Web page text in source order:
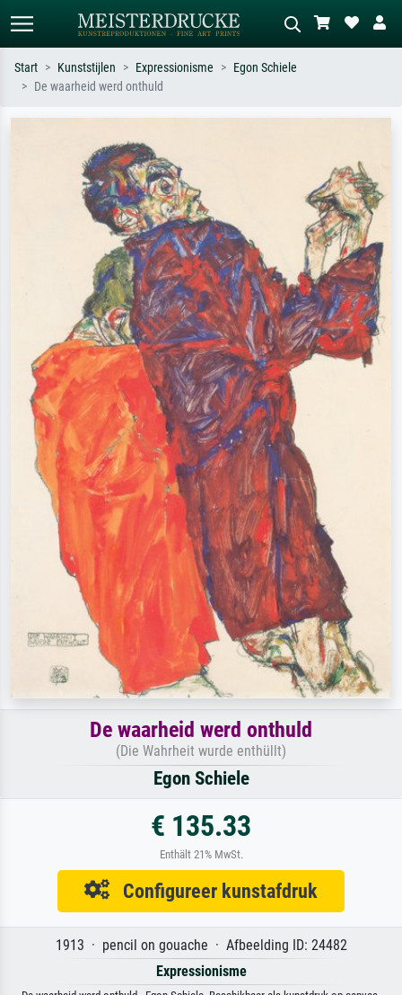
Monet, Sterrennacht, impressionisme,
Hokusai-golf, naakt.
olieverfschilderij, staand naakt naast
een boom.
Start Kunststijlen Expressionisme
Egon Schiele
De waarheid werd onthuld
De waarheid werd onthuld
(Die Wahrheit wurde enthüllt)
Egon Schiele
€ 135.33
Enthält 21% MwSt.
Configureer kunstafdruk
1913 · pencil on gouache · Afbeelding ID: 24482
Expressionisme